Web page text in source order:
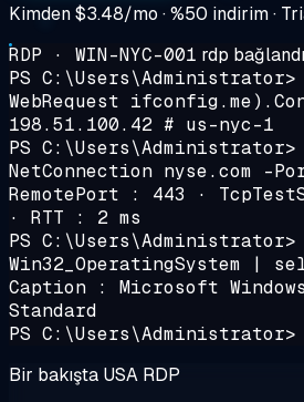
Kimden$3.48/mo · %50 indirim ·
RDP · WIN-NYC-001 rdp bağlandı
PS C:\Users\Administrator>
WebRequest
198.51.100.42 # us-nyc-1
PS C:\Users\Administrator>
NetConnection nyse.com -
RemotePort : 443 ·
· RTT : 2 ms
PS C:\Users\Administrator>
Win32_OperatingSystem |
Caption : Microsoft
Standard
PS C:\Users\Administrator>
Bir bakışta USA RDP